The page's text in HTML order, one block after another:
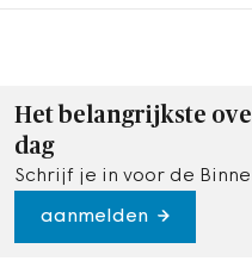
Het belangrijkste
dag
Schrijf je in voor de
aanmelden